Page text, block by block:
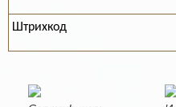
Штрихкод